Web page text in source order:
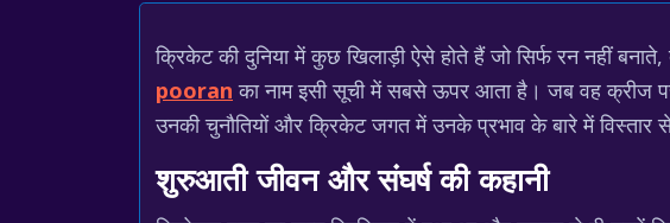
क्रिकेट की दुनिया में कुछ खिलाड़ी ऐसे होते हैं जो सिर्फ रन नहीं
pooran का नाम इसी सूची में सबसे ऊपर आता है। जब वह क्रीज
उनकी चुनौतियों और क्रिकेट जगत में उनके प्रभाव के बारे में विस्तार
शुरुआती जीवन और संघर्ष की कहानी